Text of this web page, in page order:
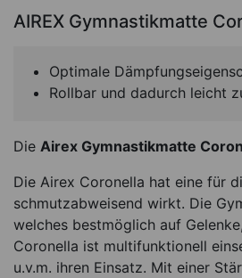
AIREX Gymnastikmatte
Optimale
Rollbar und dadurch leicht
Die Airex Gymnastikmatte
Die Airex Coronella hat eine für
schmutzabweisend wirkt. Die
welches bestmöglich auf
Coronella ist multifunktionell
u.v.m. ihren Einsatz. Mit einer